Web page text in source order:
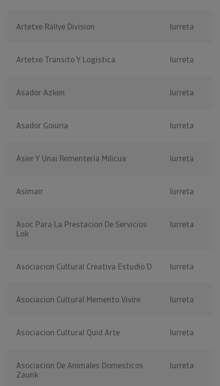
Artetxe Rallye Division Iurreta
Artetxe Transito Y Logistica Iurreta
Asador Azken Iurreta
Asador Goiuria Iurreta
Asier Y Unai Rementeria Milicua Iurreta
Asimair Iurreta
Asoc Para La Prestacion De Servicios
Lok
Iurreta
Asociacion Cultural Creativa Estudio D Iurreta
Asociacion Cultural Memento Vivire Iurreta
Asociacion Cultural Quid Arte Iurreta
Asociacion De Animales Domesticos
Zaunk
Iurreta